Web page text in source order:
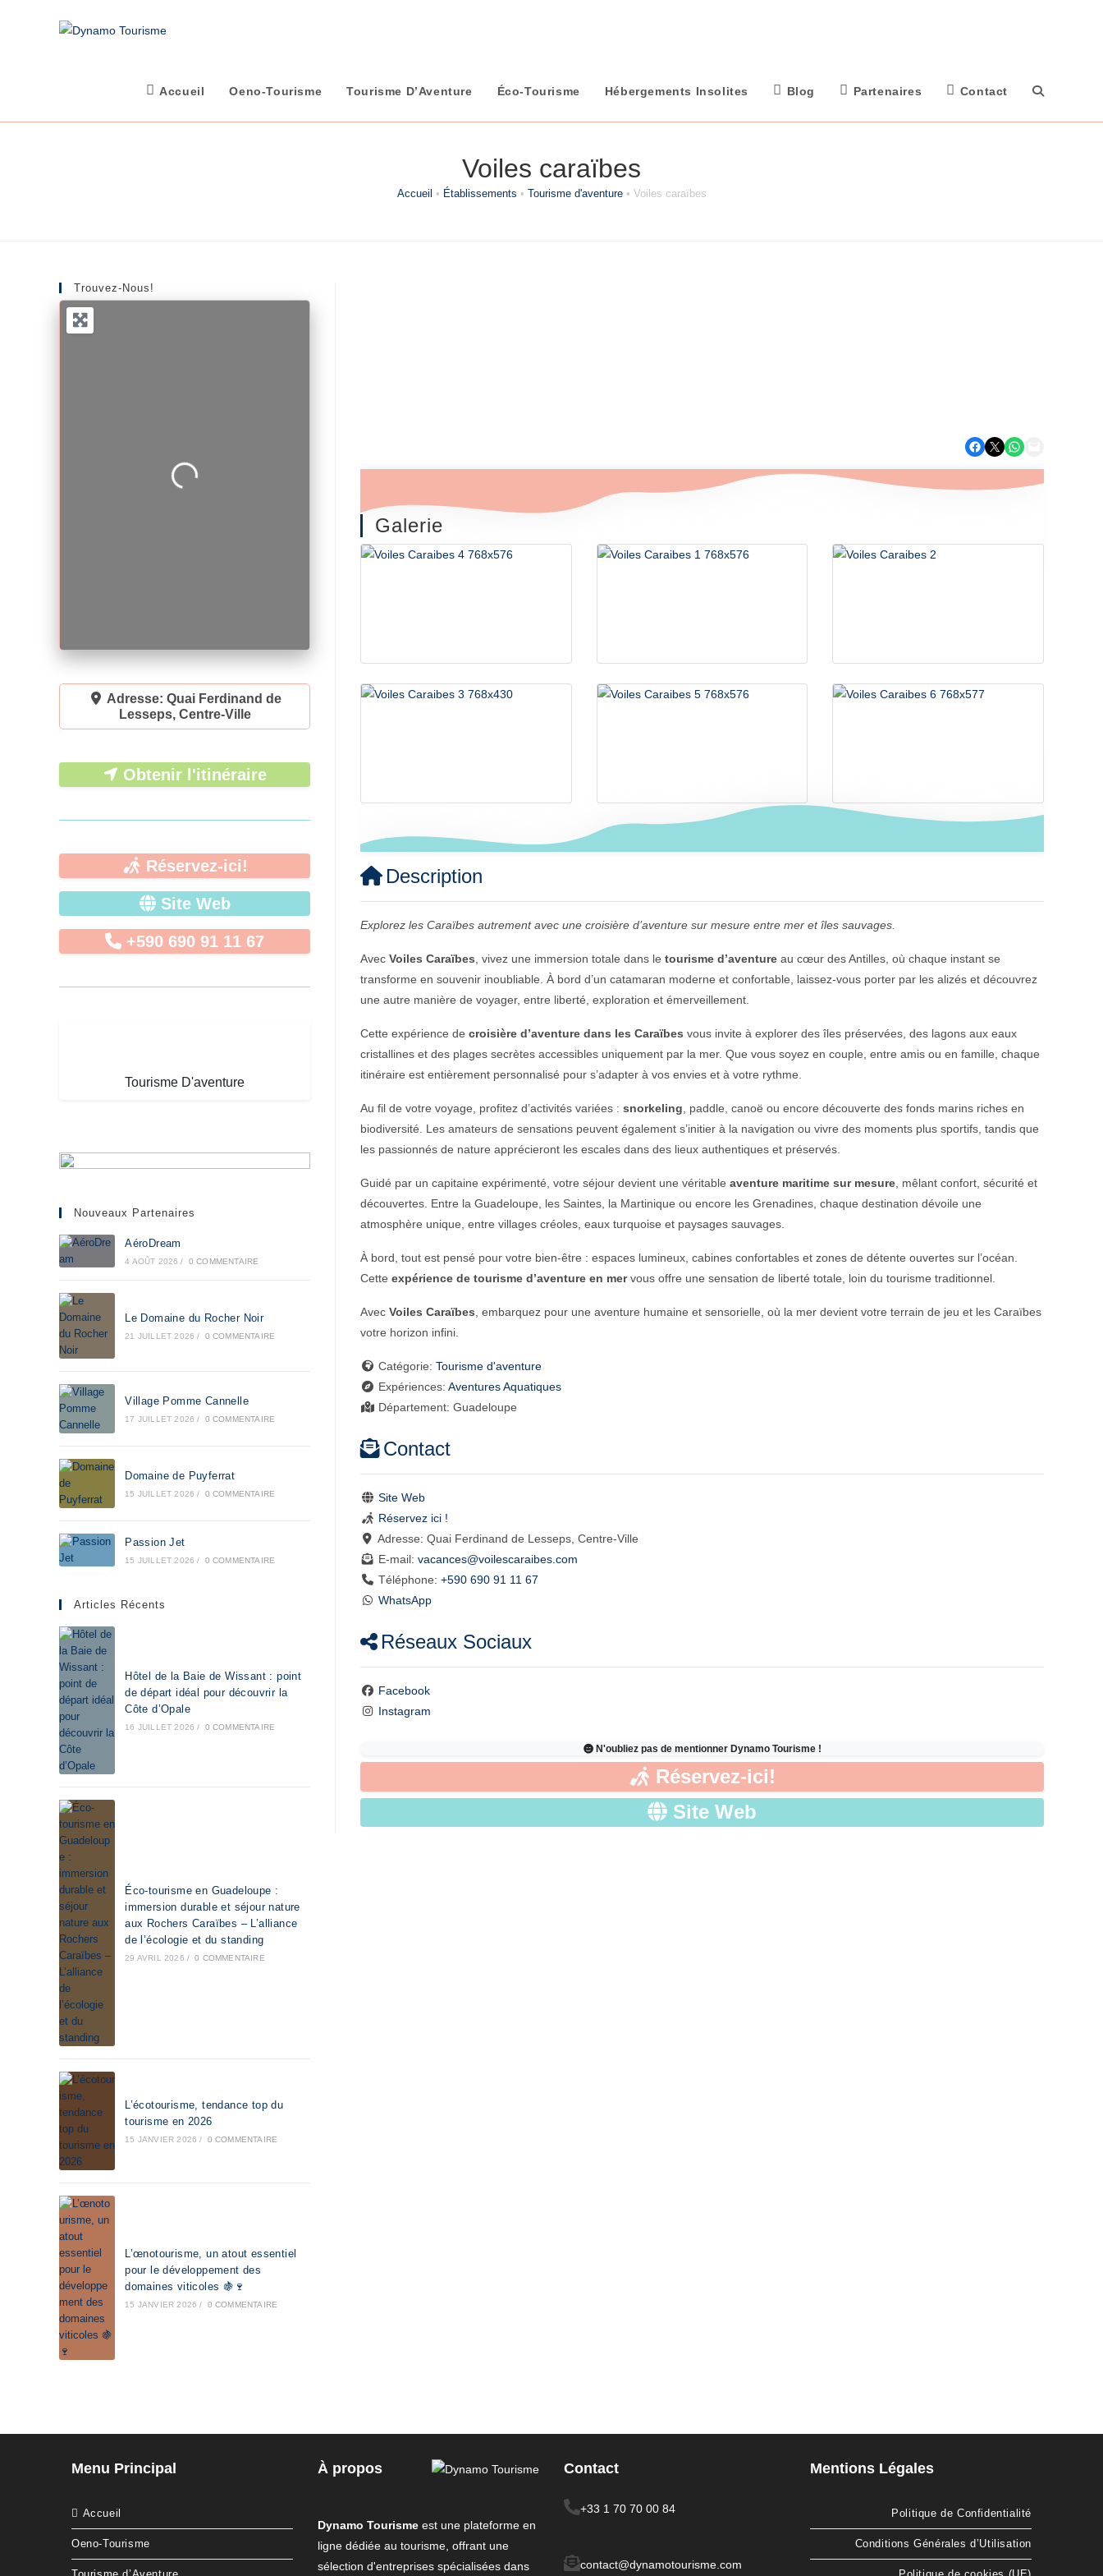
Accueil Oeno-Tourisme Tourisme D’Aventure Éco-Tourisme Hébergements Insolites Blog Partenaires Contact Toggle
Voiles caraïbes
Accueil • Établissements • Tourisme d'aventure• Voiles caraïbes
Partager sur Facebook Partager sur X Partager sur WhatsApp
Galerie
Description
Explorez les Caraïbes autrement avec une croisière d’aventure sur mesure entre mer et îles sauvages.
Avec Voiles Caraïbes , vivez une immersion totale dans le tourisme d’aventure au cœur des Antilles, où chaque instant se
transforme en souvenir inoubliable. À bord d’un catamaran moderne et confortable, laissez-vous porter par les alizés et découvrez
une autre manière de voyager, entre liberté, exploration et émerveillement.
Cette expérience de croisière d’aventure dans les Caraïbes vous invite à explorer des îles préservées, des lagons aux eaux
cristallines et des plages secrètes accessibles uniquement par la mer. Que vous soyez en couple, entre amis ou en famille, chaque
itinéraire est entièrement personnalisé pour s’adapter à vos envies et à votre rythme.
Au fil de votre voyage, profitez d’activités variées : snorkeling , paddle, canoë ou encore découverte des fonds marins riches en
biodiversité. Les amateurs de sensations peuvent également s’initier à la navigation ou vivre des moments plus sportifs, tandis que
les passionnés de nature apprécieront les escales dans des lieux authentiques et préservés.
Guidé par un capitaine expérimenté, votre séjour devient une véritable aventure maritime sur mesure , mêlant confort, sécurité et
découvertes. Entre la Guadeloupe, les Saintes, la Martinique ou encore les Grenadines, chaque destination dévoile une
atmosphère unique, entre villages créoles, eaux turquoise et paysages sauvages.
À bord, tout est pensé pour votre bien-être : espaces lumineux, cabines confortables et zones de détente ouvertes sur l’océan.
Cette expérience de tourisme d’aventure en mervous offre une sensation de liberté totale, loin du tourisme traditionnel.
Avec Voiles Caraïbes , embarquez pour une aventure humaine et sensorielle, où la mer devient votre terrain de jeu et les Caraïbes
votre horizon infini.
Catégorie: Tourisme d'aventure
Expériences: Aventures Aquatiques
Département: Guadeloupe
Contact
Site Web
Réservez ici !
Adresse: Quai Ferdinand de Lesseps, Centre-Ville
E-mail: vacances@voilescaraibes.com
Téléphone: +590 690 91 11 67
WhatsApp
Réseaux Sociaux
Facebook
Instagram
N'oubliez pas de mentionner Dynamo Tourisme !
Réservez-ici!
Site Web
Trouvez-Nous!
Loading...
Adresse: Quai Ferdinand de
Lesseps, Centre-Ville
Obtenir l'itinéraire
Réservez-ici!
Site Web
+590 690 91 11 67
Tourisme D'aventure
Nouveaux Partenaires
AéroDream
4 AOÛT 2026 / 0 COMMENTAIRE
Le Domaine du Rocher Noir
21 JUILLET 2026 / 0 COMMENTAIRE
Village Pomme Cannelle
17 JUILLET 2026 / 0 COMMENTAIRE
Domaine de Puyferrat
15 JUILLET 2026 / 0 COMMENTAIRE
Passion Jet
15 JUILLET 2026 / 0 COMMENTAIRE
Articles Récents
Hôtel de la Baie de Wissant : point
de départ idéal pour découvrir la
Côte d’Opale
16 JUILLET 2026 / 0 COMMENTAIRE
Éco-tourisme en Guadeloupe :
immersion durable et séjour nature
aux Rochers Caraïbes – L’alliance
de l’écologie et du standing
29 AVRIL 2026 / 0 COMMENTAIRE
L’écotourisme, tendance top du
tourisme en 2026
15 JANVIER 2026 / 0 COMMENTAIRE
L’œnotourisme, un atout essentiel
pour le développement des
domaines viticoles 🍇🍷
15 JANVIER 2026 / 0 COMMENTAIRE
Menu Principal
Accueil
Oeno-Tourisme
À propos
Dynamo Tourisme est une plateforme en
ligne dédiée au tourisme, offrant une
sélection d'entreprises spécialisées dans
Contact
+33 1 70 70 00 84
contact@dynamotourisme.com
Mentions Légales
Politique de Confidentialité
Conditions Générales d’Utilisation